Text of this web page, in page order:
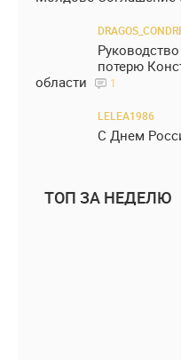
потерю
области
1
LELEA1986
С Днем
ТОП ЗА НЕДЕЛЮ